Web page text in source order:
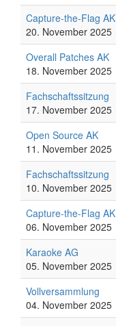
Capture-the-Flag AK
20. November 2025
Overall Patches AK
18. November 2025
Fachschaftssitzung
17. November 2025
Open Source AK
11. November 2025
Fachschaftssitzung
10. November 2025
Capture-the-Flag AK
06. November 2025
Karaoke AG
05. November 2025
Vollversammlung
04. November 2025